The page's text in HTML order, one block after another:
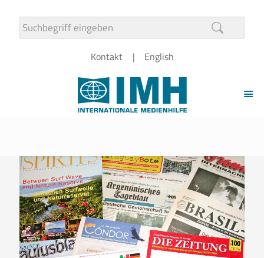
Kontakt English